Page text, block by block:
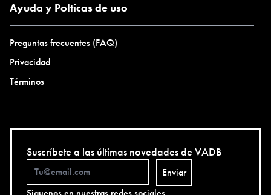
Ayuda y Polticas de uso
Preguntas frecuentes (FAQ)
Privacidad
Términos
Suscríbete a las últimas novedades de VADB
Enviar